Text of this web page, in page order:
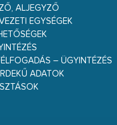
ALJEGYZŐ
EGYSÉGEK
– ÜGYINTÉZÉS
ADATOK